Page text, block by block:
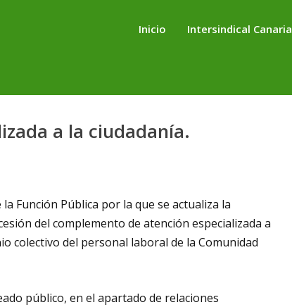
Inicio Intersindical Canaria
a la ciudadanía.
Función Pública por la que se actualiza la
del complemento de atención especializada a
colectivo del personal laboral de la Comunidad
público, en el apartado de relaciones